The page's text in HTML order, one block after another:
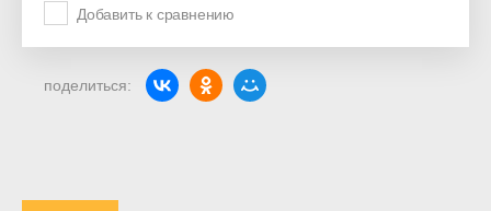
Добавить к сравнению
поделиться: